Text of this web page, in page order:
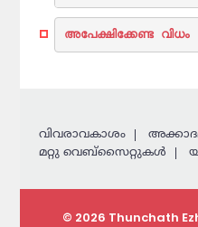
അപേക്ഷിക്കേണ്ട വിധം
വിവരാവകാശം
മറ്റു വെബ്സൈറ്റുകള്‍
© 2026 Thunchath